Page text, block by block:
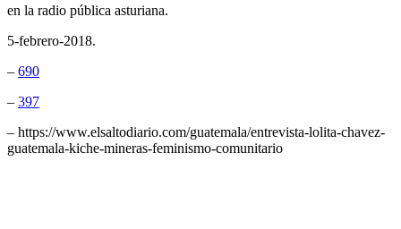
en la radio pública asturiana.
5-febrero-2018.
– 690
– 397
– https://www.elsaltodiario.com/guatemala/entrevista-lolita-chavez-
guatemala-kiche-mineras-feminismo-comunitario